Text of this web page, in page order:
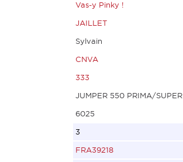
Vas-y Pinky !
JAILLET
Sylvain
CNVA
333
JUMPER 550 PRIMA/SUPER
6025
3
FRA39218